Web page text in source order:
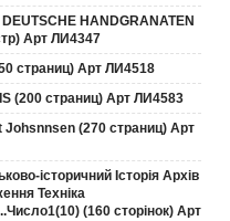
HANDGRANATEN
Арт ЛИ4347
страниц) Арт ЛИ4518
(200 страниц) Арт ЛИ4583
Johsnnsen (270 страниц) Арт
історичний Історія Архів
Техніка
(160 сторінок) Арт